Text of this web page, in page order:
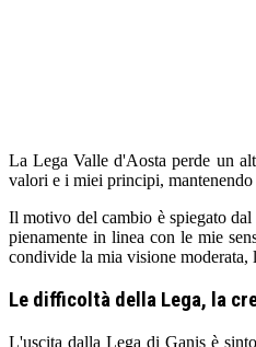
La Lega Valle d'Aosta perde un
valori e i miei principi,
Il motivo del cambio è spiegato
pienamente in linea con le mie
condivide la mia visione moderata,
Le difficoltà della Lega, la
L'uscita dalla Lega di Ganis è